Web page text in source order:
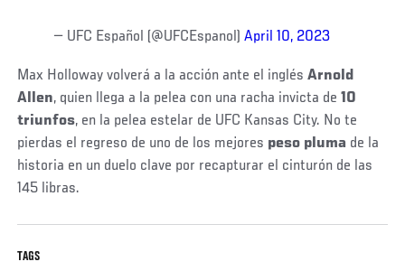
— UFC Español (@UFCEspanol)April 10, 2023
Max Holloway volverá a la acción ante el inglésArnold
Allen, quien llega a la pelea con una racha invicta de10
triunfos, en la pelea estelar de UFC Kansas City. No te
pierdas el regreso de uno de los mejores peso pluma de la
historia en un duelo clave por recapturar el cinturón de las
145 libras.
TAGS